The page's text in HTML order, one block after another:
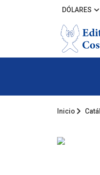
DÓLARES
Inicio